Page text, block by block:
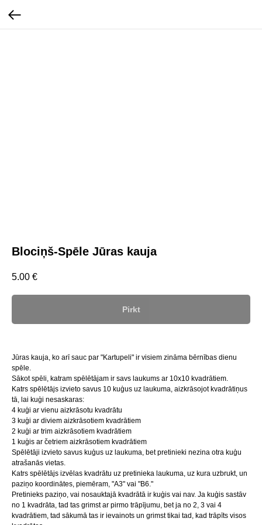
Blociņš-Spēle Jūras kauja
5.00 €
Pirkt
Jūras kauja, ko arī sauc par "Kartupeli" ir visiem zināma bērnības dienu
spēle.
Sākot spēli, katram spēlētājam ir savs laukums ar 10x10 kvadrātiem.
Katrs spēlētājs izvieto savus 10 kuģus uz laukuma, aizkrāsojot kvadrātiņus
tā, lai kuģi nesaskaras:
4 kuģi ar vienu aizkrāsotu kvadrātu
3 kuģi ar diviem aizkrāsotiem kvadrātiem
2 kuģi ar trim aizkrāsotiem kvadrātiem
1 kuģis ar četriem aizkrāsotiem kvadrātiem
Spēlētāji izvieto savus kuģus uz laukuma, bet pretinieki nezina otra kuģu
atrašanās vietas.
Katrs spēlētājs izvēlas kvadrātu uz pretinieka laukuma, uz kura uzbrukt, un
paziņo koordinātes, piemēram, "A3" vai "B6."
Pretinieks paziņo, vai nosauktajā kvadrātā ir kuģis vai nav. Ja kuģis sastāv
no 1 kvadrāta, tad tas grimst ar pirmo trāpījumu, bet ja no 2, 3 vai 4
kvadrātiem, tad sākumā tas ir ievainots un grimst tikai tad, kad trāpīts visos